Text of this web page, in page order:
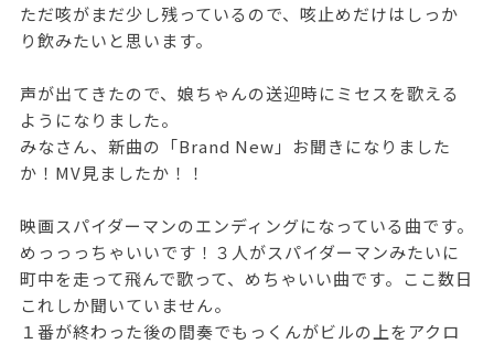
ただ咳がまだ少し残っているので、咳止めだけはしっか
り飲みたいと思います。
声が出てきたので、娘ちゃんの送迎時にミセスを歌える
ようになりました。
みなさん、新曲の「Brand New」お聞きになりました
か！MV見ましたか！！
映画スパイダーマンのエンディングになっている曲です。
めっっっちゃいいです！３人がスパイダーマンみたいに
町中を走って飛んで歌って、めちゃいい曲です。ここ数日
これしか聞いていません。
１番が終わった後の間奏でもっくんがビルの上をアクロ